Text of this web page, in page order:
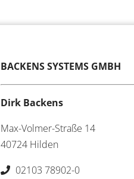
BACKENS SYSTEMS GMBH
Dirk Backens
Max-Volmer-Straße 14
40724 Hilden
02103 78902-0